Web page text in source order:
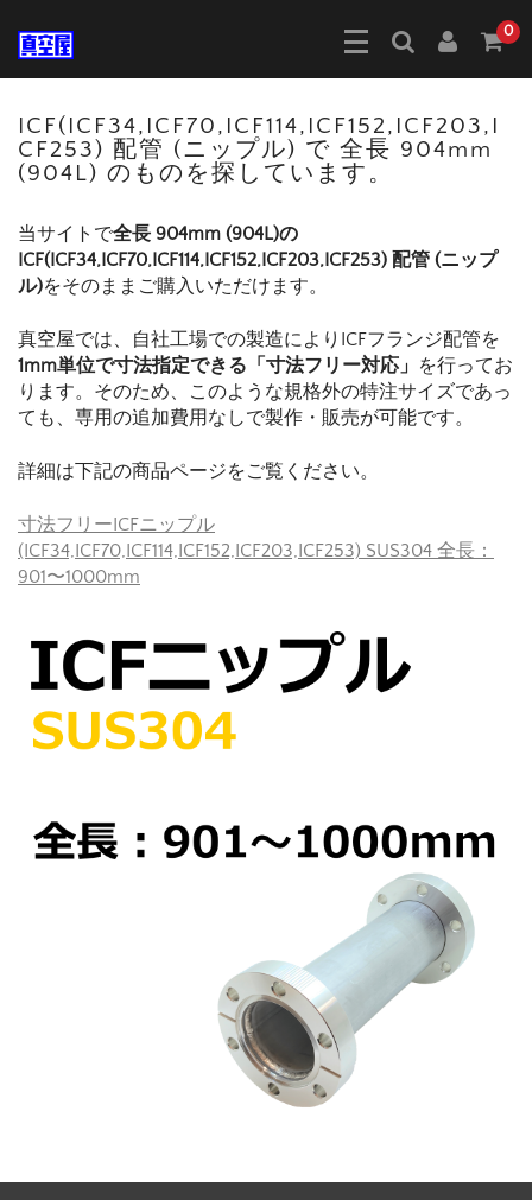
0
ICF(ICF34,ICF70,ICF114,ICF152,ICF203,I
CF253) 配管 (ニップル) で 全長 904mm
(904L) のものを探しています。
当サイトで全長 904mm (904L)の
ICF(ICF34,ICF70,ICF114,ICF152,ICF203,ICF253) 配管 (ニップ
ル)をそのままご購入いただけます。
真空屋では、自社工場での製造によりICFフランジ配管を
1mm単位で寸法指定できる「寸法フリー対応」 を行ってお
ります。そのため、このような規格外の特注サイズであっ
ても、専用の追加費用なしで製作・販売が可能です。
詳細は下記の商品ページをご覧ください。
寸法フリーICFニップル
(ICF34,ICF70,ICF114,ICF152,ICF203,ICF253) SUS304 全長：
901〜1000mm